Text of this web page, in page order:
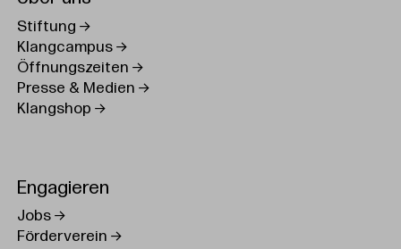
Stiftung
Klangcampus
Öffnungszeiten
Presse & Medien
Klangshop
Engagieren
Jobs
Förderverein